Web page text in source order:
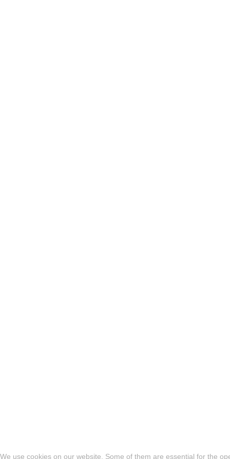
We use cookies on our website. Some of them are essential for the